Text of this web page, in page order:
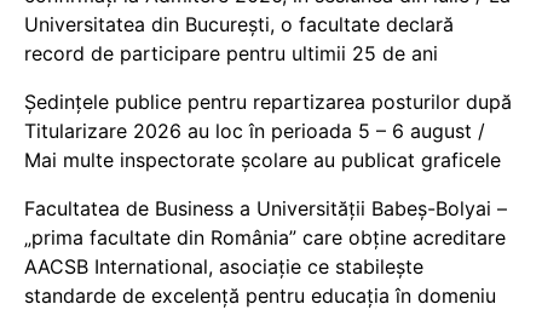
Universitatea din București, o facultate declară
record de participare pentru ultimii 25 de ani
Ședințele publice pentru repartizarea posturilor după
Titularizare 2026 au loc în perioada 5 – 6 august /
Mai multe inspectorate școlare au publicat graficele
Facultatea de Business a Universității Babeș-Bolyai –
„prima facultate din România” care obține acreditare
AACSB International, asociație ce stabilește
standarde de excelență pentru educația în domeniu